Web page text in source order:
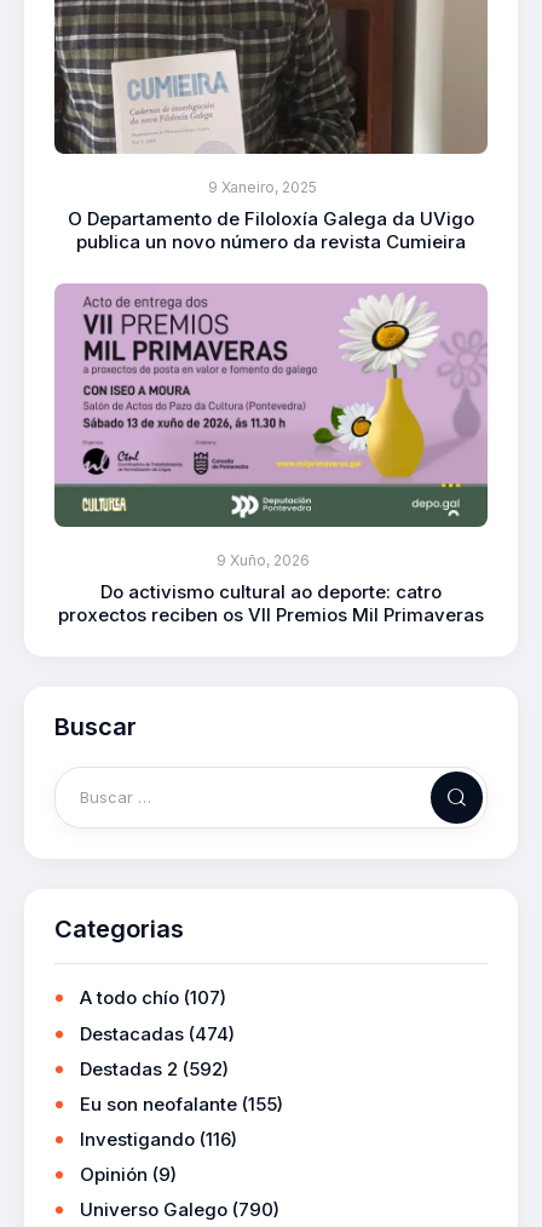
9 Xaneiro, 2025
O Departamento de Filoloxía Galega da UVigo
publica un novo número da revista Cumieira
9 Xuño, 2026
Do activismo cultural ao deporte: catro
proxectos reciben os VII Premios Mil Primaveras
Buscar
Categorias
A todo chío (107)
Destacadas (474)
Destadas 2 (592)
Eu son neofalante (155)
Investigando (116)
Opinión (9)
Universo Galego (790)